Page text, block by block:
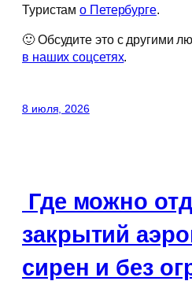
Туристамо Петербурге.
🙂 Обсудите это с другими
в наших соцсетях.
8 июля, 2026
Где можно
закрытий
сирен и без